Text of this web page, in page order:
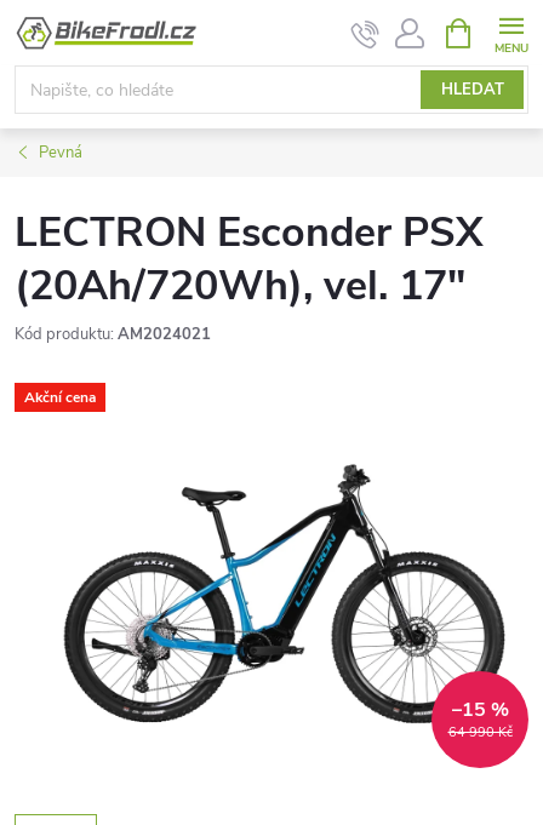
Přejít
obsah
HLEDAT
NÁKUPNÍ
KOŠÍK
Pevná
LECTRON Esconder PSX
(20Ah/720Wh), vel. 17"
Kód produktu: AM2024021
Akční cena
64 990 Kč
–15 %